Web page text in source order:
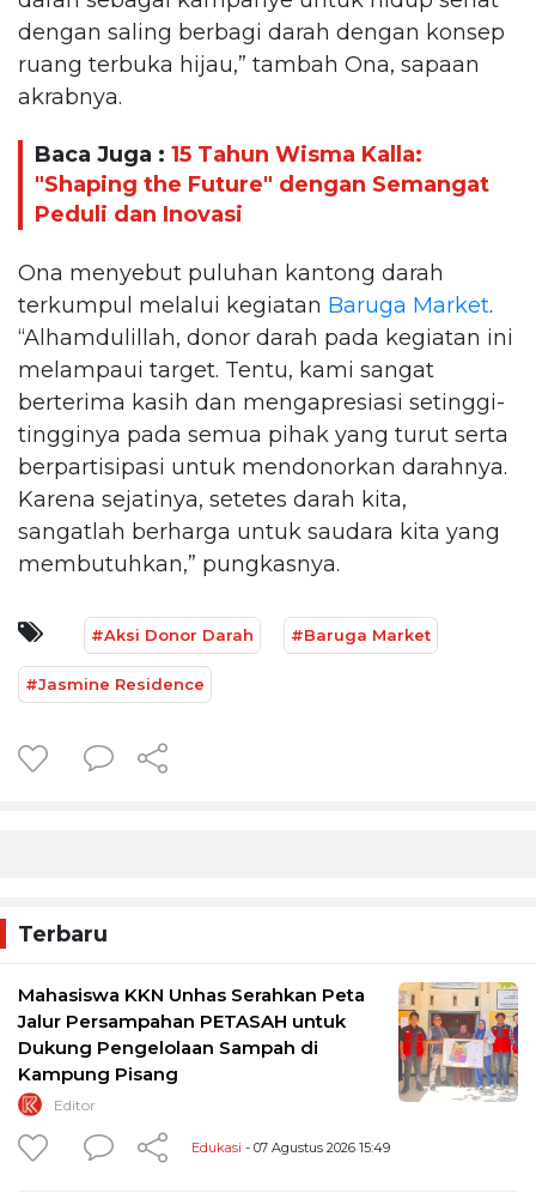
dengan saling berbagi darah dengan konsep
ruang terbuka hijau,” tambah Ona, sapaan
akrabnya.
Baca Juga : 15 Tahun Wisma Kalla:
"Shaping the Future" dengan Semangat
Peduli dan Inovasi
Ona menyebut puluhan kantong darah
terkumpul melalui kegiatan Baruga Market.
“Alhamdulillah, donor darah pada kegiatan ini
melampaui target. Tentu, kami sangat
berterima kasih dan mengapresiasi setinggi-
tingginya pada semua pihak yang turut serta
berpartisipasi untuk mendonorkan darahnya.
Karena sejatinya, setetes darah kita,
sangatlah berharga untuk saudara kita yang
membutuhkan,” pungkasnya.
#Aksi Donor Darah #Baruga Market
#Jasmine Residence
Terbaru
Mahasiswa KKN Unhas Serahkan Peta
Jalur Persampahan PETASAH untuk
Dukung Pengelolaan Sampah di
Kampung Pisang
Editor
Edukasi - 07 Agustus 2026 15:49